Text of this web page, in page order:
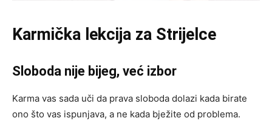
Karmička lekcija za Strijelce
Sloboda nije bijeg, već izbor
Karma vas sada uči da prava sloboda dolazi kada birate
ono što vas ispunjava, a ne kada bježite od problema.